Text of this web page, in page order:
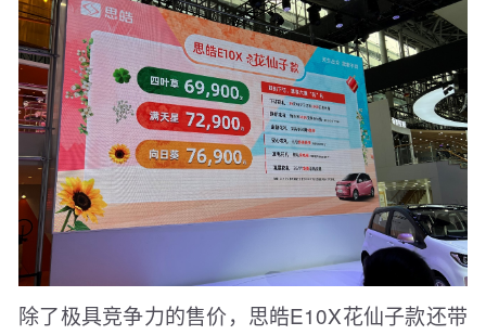
除了极具竞争力的售价，思皓E10X花仙子款还带